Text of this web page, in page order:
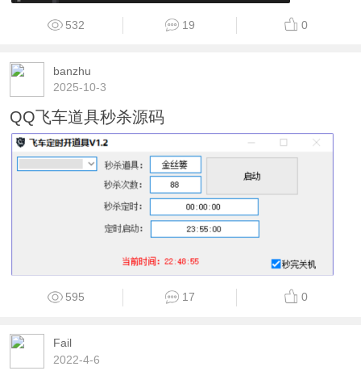
532 19 0
banzhu
2025-10-3
QQ飞车道具秒杀源码
595 17 0
Fail
2022-4-6